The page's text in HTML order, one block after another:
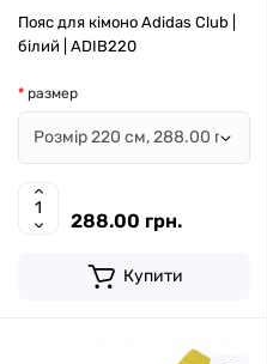
Пояс для кімоно Adidas Club |
білий | ADIB220
размер
288.00 грн.
Купити